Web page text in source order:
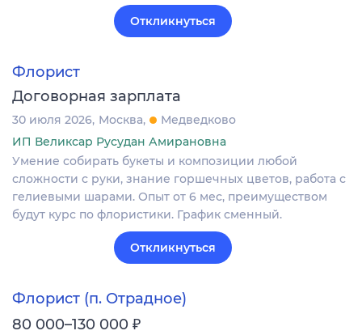
Откликнуться
Флорист
Договорная зарплата
30 июля 2026 Москва
Медведково
ИП Великсар Русудан Амирановна
Умение собирать букеты и композиции любой
сложности с руки, знание горшечных цветов, работа с
гелиевыми шарами. Опыт от 6 мес, преимуществом
будут курс по флористики. График сменный.
Откликнуться
Флорист (п. Отрадное)
80 000–130 000 ₽